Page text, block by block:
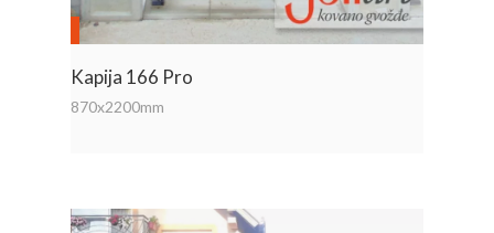
Kapija 166 Pro
870x2200mm